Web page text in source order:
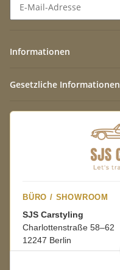
Informationen
Gesetzliche Informationen
BÜRO / SHOWROOM
SJS Carstyling
Charlottenstraße 58–62
12247 Berlin